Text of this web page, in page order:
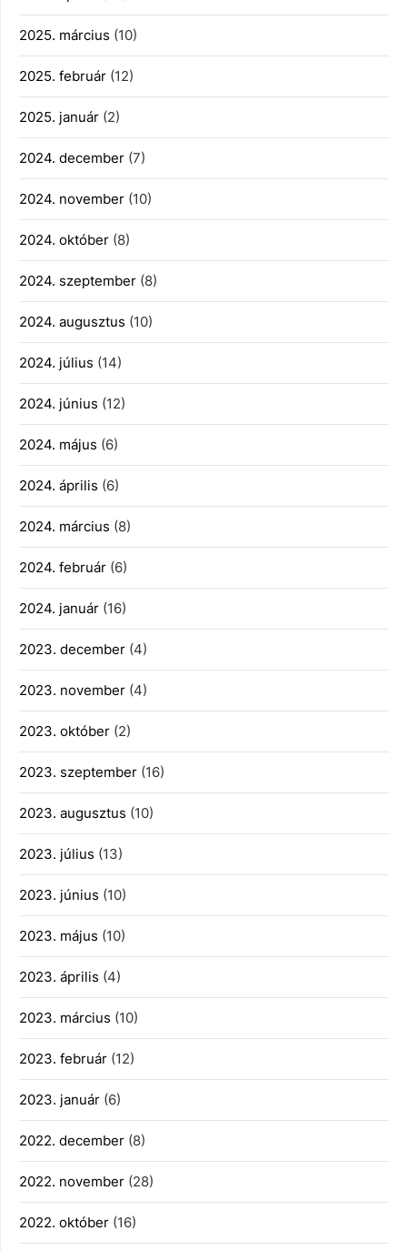
2025. március (10)
2025. február (12)
2025. január (2)
2024. december (7)
2024. november (10)
2024. október (8)
2024. szeptember (8)
2024. augusztus (10)
2024. július (14)
2024. június (12)
2024. május (6)
2024. április (6)
2024. március (8)
2024. február (6)
2024. január (16)
2023. december (4)
2023. november (4)
2023. október (2)
2023. szeptember (16)
2023. augusztus (10)
2023. július (13)
2023. június (10)
2023. május (10)
2023. április (4)
2023. március (10)
2023. február (12)
2023. január (6)
2022. december (8)
2022. november (28)
2022. október (16)